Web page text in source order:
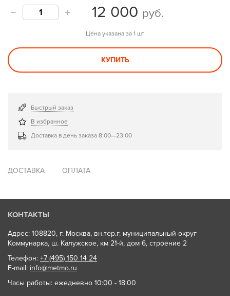
12 000 руб.
Цена указана за 1 шт
КУПИТЬ
Быстрый заказ
В избранное
Доставка в день заказа 8:00—23:00
ДОСТАВКА ОПЛАТА
КОНТАКТЫ
Адрес: 108820, г. Москва, вн.тер.г. муниципальный округ
Коммунарка, ш. Калужское, км 21-й, дом 6, строение 2
Телефон: +7 (495) 150 14 24
E-mail: info@metmo.ru
Часы работы: ежедневно 10:00 - 18:00